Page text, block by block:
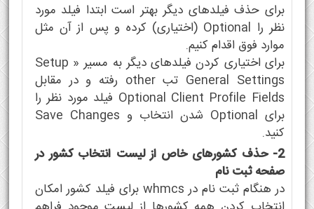
برای حذف فیلدهای دیگر بهتر است ابتدا فیلد مورد
نظر را Optional (اختیاری) کرده و پس از آن مثل
موارد فوق اقدام کنیم.
برای اختیاری کردن فیلدهای دیگر به مسیر Setup »
General Settings تب other رفته و در مقابل
Optional Client Profile Fields فیلد مورد نظر را
برای Optional شدن انتخاب و Save Changes
کنید.
2- حذف کشورهای خاص از لیست انتخاب کشور در
صفحه ثبت نام
در هنگام ثبت نام در whmcs برای فیلد کشور امکان